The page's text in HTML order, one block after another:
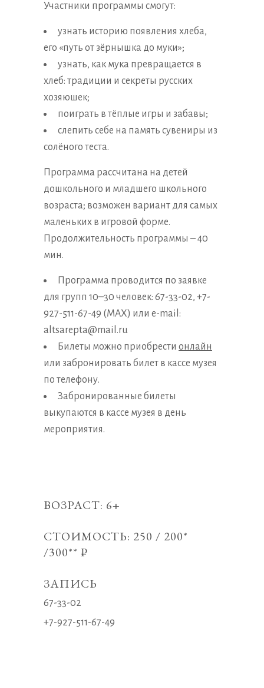
Участники программы смогут:
узнать историю появления хлеба,
его «путь от зёрнышка до муки»;
узнать, как мука превращается в
хлеб: традиции и секреты русских
хозяюшек;
поиграть в тёплые игры и забавы;
слепить себе на память сувениры из
солёного теста.
Программа рассчитана на детей
дошкольного и младшего школьного
возраста; возможен вариант для самых
маленьких в игровой форме.
Продолжительность программы – 40
мин.
Программа проводится по заявке
для групп 10–30 человек: 67-33-02, +7-
927-511-67-49 (MAX) или e-mail:
altsarepta@mail.ru
Билеты можно приобрести онлайн
или забронировать билет в кассе музея
по телефону.
Забронированные билеты
выкупаются в кассе музея в день
мероприятия.
ВОЗРАСТ: 6+
СТОИМОСТЬ: 250 / 200*
/300** ₽
ЗАПИСЬ
67-33-02
+7-927-511-67-49